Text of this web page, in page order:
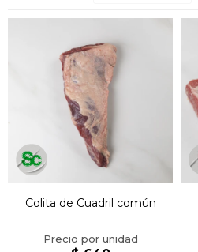
Colita de Cuadril común